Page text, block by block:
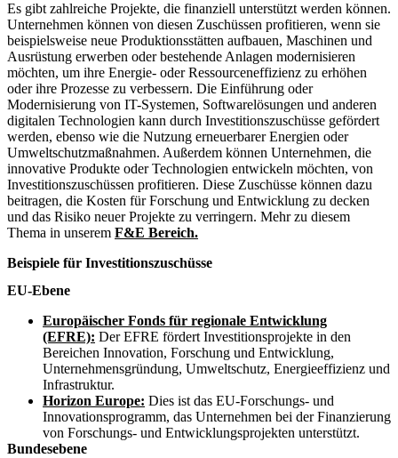
Es gibt zahlreiche Projekte, die finanziell unterstützt werden können.
Unternehmen können von diesen Zuschüssen profitieren, wenn sie
beispielsweise neue Produktionsstätten aufbauen, Maschinen und
Ausrüstung erwerben oder bestehende Anlagen modernisieren
möchten, um ihre Energie- oder Ressourceneffizienz zu erhöhen
oder ihre Prozesse zu verbessern. Die Einführung oder
Modernisierung von IT-Systemen, Softwarelösungen und anderen
digitalen Technologien kann durch Investitionszuschüsse gefördert
werden, ebenso wie die Nutzung erneuerbarer Energien oder
Umweltschutzmaßnahmen. Außerdem können Unternehmen, die
innovative Produkte oder Technologien entwickeln möchten, von
Investitionszuschüssen profitieren. Diese Zuschüsse können dazu
beitragen, die Kosten für Forschung und Entwicklung zu decken
und das Risiko neuer Projekte zu verringern. Mehr zu diesem
Thema in unserem F&E Bereich.
Beispiele für Investitionszuschüsse
EU-Ebene
Europäischer Fonds für regionale Entwicklung
(EFRE): Der EFRE fördert Investitionsprojekte in den
Bereichen Innovation, Forschung und Entwicklung,
Unternehmensgründung, Umweltschutz, Energieeffizienz und
Infrastruktur.
Horizon Europe: Dies ist das EU-Forschungs- und
Innovationsprogramm, das Unternehmen bei der Finanzierung
von Forschungs- und Entwicklungsprojekten unterstützt.
Bundesebene